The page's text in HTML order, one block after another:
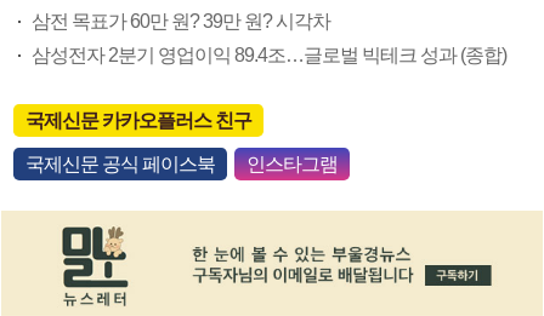
삼전 목표가 60만 원? 39만 원? 시각차
삼성전자 2분기 영업이익 89.4조…글로벌 빅테크 성과 (종합)
국제신문 카카오플러스 친구
국제신문 공식 페이스북 인스타그램